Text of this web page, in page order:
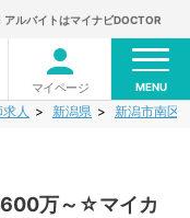
アルバイトはマイナビDOCTOR
マイページ MENU
人 新潟県 新潟市南区
万～☆マイカ